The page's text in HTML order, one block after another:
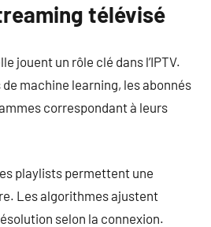
télévisé
jouent un rôle clé dans l’IPTV.
machine learning, les abonnés
correspondant à leurs
playlists permettent une
Les algorithmes ajustent
selon la connexion.